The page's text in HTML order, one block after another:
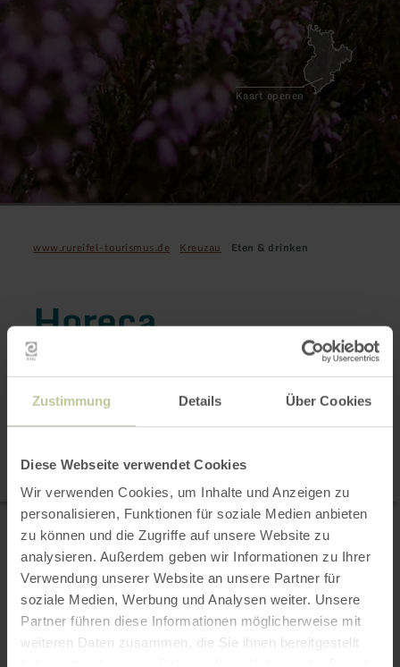
Zustimmung Details Über Cookies
Diese Webseite verwendet Cookies
Wir verwenden Cookies, um Inhalte und Anzeigen zu
personalisieren, Funktionen für soziale Medien anbieten
zu können und die Zugriffe auf unsere Website zu
analysieren. Außerdem geben wir Informationen zu Ihrer
Verwendung unserer Website an unsere Partner für
soziale Medien, Werbung und Analysen weiter. Unsere
Partner führen diese Informationen möglicherweise mit
weiteren Daten zusammen, die Sie ihnen bereitgestellt
Kaart openen
www.rureifel-tourismus.de Kreuzau Eten & drinken
Horeca
2 resultaten
Kaart
Lauterbachs
Mühlenrestaurant
MahlundWerk
Vandaag geopend
Kom en bezoek ons nieuwe
Mühlenrestaurant MAHLUNDWERK in
meer
informatie
over:
Lauterbachs
Mühlenrestaurant
MahlundWerk